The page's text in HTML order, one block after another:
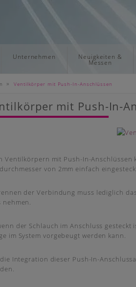
Unternehmen Neuigkeiten &
Messen
» Ventilkörper mit Push-In-Anschlüssen
mit Push-In-
Ventilkörpern mit Push-In-Anschlüssen
von 2mm einfach
der Verbindung muss lediglich
nehmen.
der Schlauch im Anschluss
im System vorgebeugt werden kann.
Integration dieser Push-In-